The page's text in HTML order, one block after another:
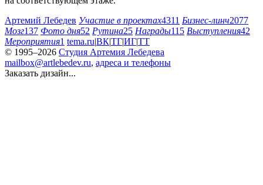
Артемий Лебедев Участие в проектах4311 Бизнес-линч2077
Мозг137 Фото дня52 Рутина25 Награды115 Выступления42
Мероприятия1 tema.ru|ВК|ТГ|ИГ|ТТ
© 1995–2026 Студия Артемия Лебедева
mailbox@artlebedev.ru, адреса и телефоны
Заказать дизайн...